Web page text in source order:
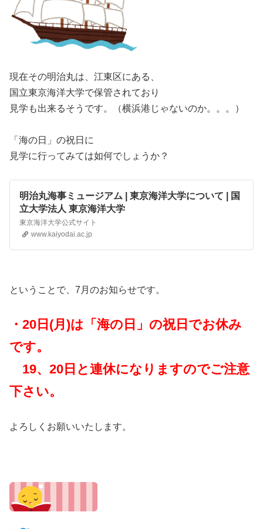
現在その明治丸は、江東区にある、
国立東京海洋大学で保管されており
見学も出来るそうです。（横浜港じゃないのか。。。）
「海の日」の祝日に
見学に行ってみては如何でしょうか？
明治丸海事ミュージアム | 東京海洋大学について | 国
立大学法人 東京海洋大学
東京海洋大学公式サイト
www.kaiyodai.ac.jp
ということで、7月のお知らせです。
・20日(月)は「海の日」の祝日でお休み
です。
19、20日と連休になりますのでご注意
下さい。
よろしくお願いいたします。